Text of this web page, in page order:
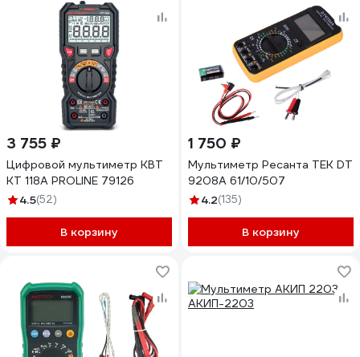
3 755 ₽
Цифровой мультиметр КВТ
KT 118A PROLINE 79126
4.5(52)
В корзину
1 750 ₽
Мультиметр Ресанта ТЕК DT
9208A 61/10/507
4.2(135)
В корзину